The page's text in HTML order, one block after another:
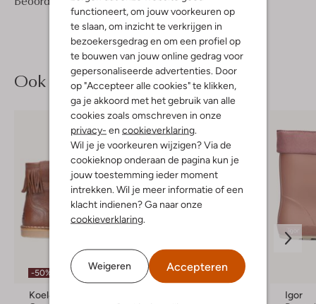
functioneert, om jouw voorkeuren op
te slaan, om inzicht te verkrijgen in
bezoekersgedrag en om een profiel op
te bouwen van jouw online gedrag voor
gepersonaliseerde advertenties. Door
op "Accepteer alle cookies" te klikken,
ga je akkoord met het gebruik van alle
cookies zoals omschreven in onze
privacy- en cookieverklaring
Wil je je voorkeuren wijzigen? Via de
cookieknop onderaan de pagina kun je
jouw toestemming ieder moment
intrekken. Wil je meer informatie of een
klacht indienen? Ga naar onze
cookieverklaring
Weigeren Accepteren
4
Sterren
Ook iets voor jou?
-50%
Koel4kids
Igor